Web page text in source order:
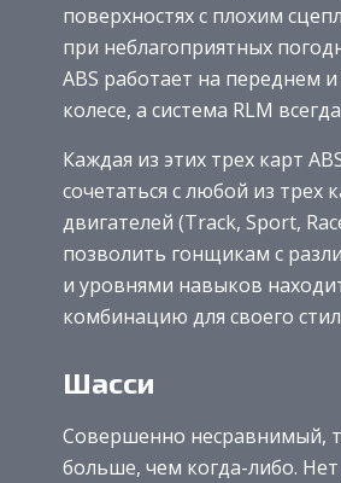
поверхностях с плохим
при неблагоприятных
ABS работает на переднем
колесе, а система RLM
Каждая из этих трех карт
сочетаться с любой из трех
двигателей (Track, Sport,
позволить гонщикам с
и уровнями навыков
комбинацию для своего
Шасси
Совершенно несравнимый,
больше, чем когда-либо. Нет